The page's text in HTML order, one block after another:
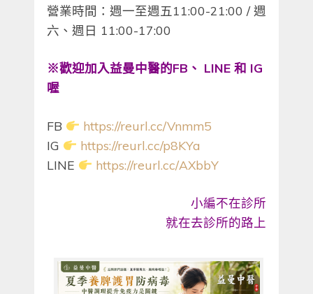
營業時間：週一至週五11:00-21:00 / 週
六、週日 11:00-17:00
※歡迎加入益曼中醫的FB 、 LINE 和 IG
喔
FB
https://reurl.cc/Vnmm5
IG
https://reurl.cc/p8KYa
LINE
https://reurl.cc/AXbbY
小編不在診所
就在去診所的路上